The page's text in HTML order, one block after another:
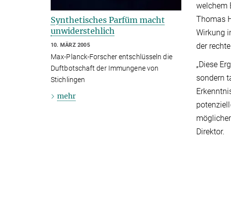
welchem
Thomas
Wirkung
der
„Diese
sondern
Direktor.
Synthetisches Parfüm macht
unwiderstehlich
10. MÄRZ 2005
Max-Planck-Forscher entschlüsseln die
Duftbotschaft der Immungene von
Stichlingen
mehr